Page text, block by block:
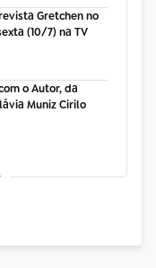
Gretchen no
(10/7) na TV
o Autor, da
Muniz Cirilo